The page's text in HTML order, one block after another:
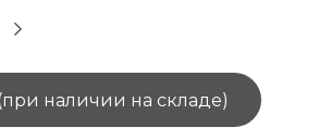
наличии на складе)